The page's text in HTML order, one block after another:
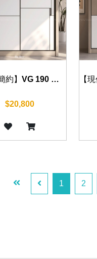
【現代簡約】VG 190 衣櫃 120/140/160/180/200cm
$20,800
1 2